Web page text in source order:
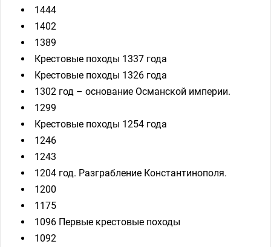
1444
1402
1389
Крестовые походы 1337 года
Крестовые походы 1326 года
1302 год – основание Османской империи.
1299
Крестовые походы 1254 года
1246
1243
1204 год. Разграбление Константинополя.
1200
1175
1096 Первые крестовые походы
1092